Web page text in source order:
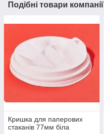
Подібні товари компанії
Кришка для паперових
стаканів 77мм біла